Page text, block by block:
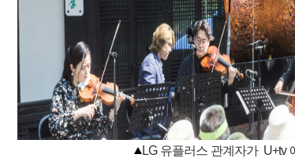
LG 유플러스 관계자가 U+tv